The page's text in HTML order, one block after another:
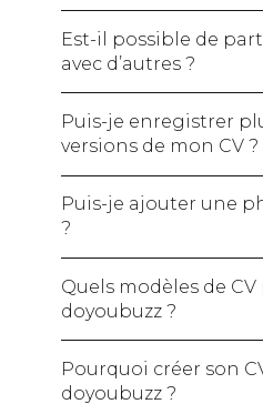
Je crée mon CV
Un titre de CV :Le
visez, indispensable
comprenne bien votre
Une section sur vos
formations :
Une rubrique sur vos
logiciels maîtrisés)
votre CV
web à votre nom.
Est-il possible de
avec d’autres ?
Puis-je enregistrer
versions de mon CV ?
Avec la formule
Avec les formules
Puis-je ajouter une
?
Quels modèles de
doyoubuzz ?
Pourquoi créer son
doyoubuzz ?